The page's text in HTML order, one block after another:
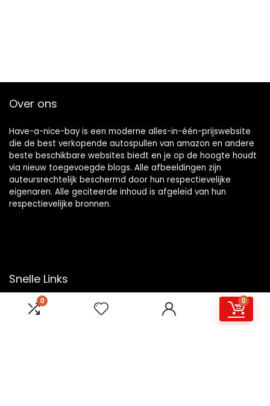
0 0
Over ons
Have-a-nice-bay is een moderne alles-in-één-prijswebsite
die de best verkopende autospullen van amazon en andere
beste beschikbare websites biedt en je op de hoogte houdt
via nieuw toegevoegde blogs. Alle afbeeldingen zijn
auteursrechtelijk beschermd door hun respectievelijke
eigenaren. Alle geciteerde inhoud is afgeleid van hun
respectievelijke bronnen.
Snelle Links
Home